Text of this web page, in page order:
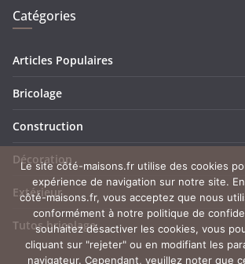
Catégories
Articles Populaires
Bricolage
Construction
Décoration
Extérieur
Tutos bricolage
Le site côté-maisons.fr utilise des cookies
expérience de navigation sur notre site.
côté-maisons.fr, vous acceptez que nous
conformément à notre politique de
souhaitez désactiver les cookies, vous
cliquant sur "rejeter" ou en modifiant les
navigateur. Cependant, veuillez noter que